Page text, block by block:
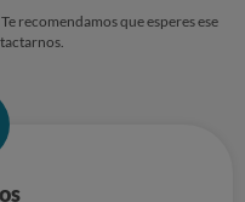
recomendamos que esperes ese